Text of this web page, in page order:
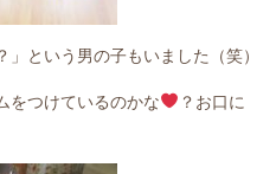
」という男の子もいました（笑）
をつけているのかな
？お口に